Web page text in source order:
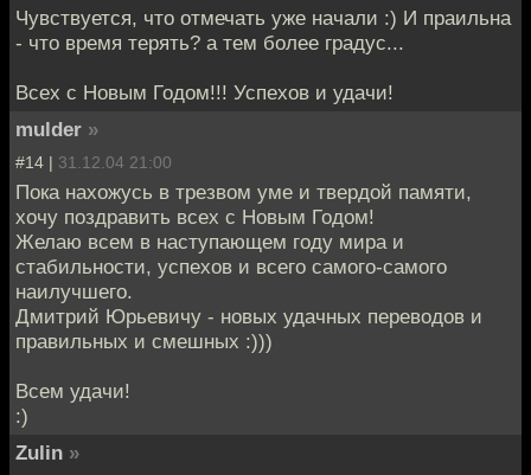
Чувствуется, что отмечать уже начали :) И праильна
- что время терять? а тем более градус...
Всех с Новым Годом!!! Успехов и удачи!
mulder »
#14 | 31.12.04 21:00
Пока нахожусь в трезвом уме и твердой памяти,
хочу поздравить всех с Новым Годом!
Желаю всем в наступающем году мира и
стабильности, успехов и всего самого-самого
наилучшего.
Дмитрий Юрьевичу - новых удачных переводов и
правильных и смешных :)))
Всем удачи!
:)
Zulin »